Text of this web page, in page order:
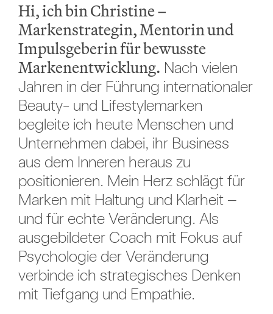
Hi, ich bin Christine –
Markenstrategin, Mentorin und
Impulsgeberin für bewusste
Markenentwicklung. Nach vielen
Jahren in der Führung internationaler
Beauty- und Lifestylemarken
begleite ich heute Menschen und
Unternehmen dabei, ihr Business
aus dem Inneren heraus zu
positionieren. Mein Herz schlägt für
Marken mit Haltung und Klarheit –
und für echte Veränderung. Als
ausgebildeter Coach mit Fokus auf
Psychologie der Veränderung
verbinde ich strategisches Denken
mit Tiefgang und Empathie.